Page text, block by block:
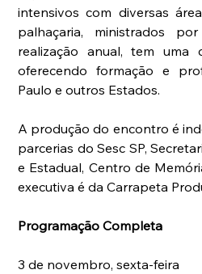
intensivos com diversas
palhaçaria, ministrados
realização anual, tem uma
oferecendo formação e
Paulo e outros Estados.
A produção do encontro é
parcerias do Sesc SP,
e Estadual, Centro de
executiva é da Carrapeta
Programação Completa
3 de novembro, sexta-feira